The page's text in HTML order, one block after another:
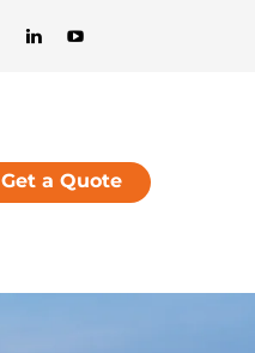
Get a Quote